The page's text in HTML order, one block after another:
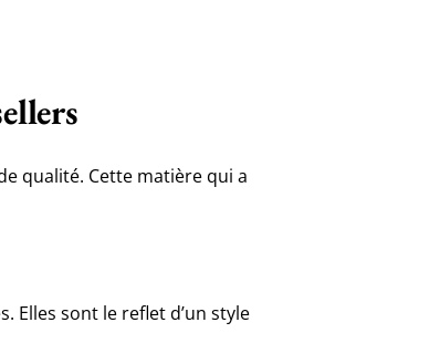
qualité. Cette matière qui a
Elles sont le reflet d’un style